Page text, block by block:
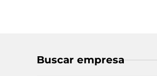
Buscar empresa